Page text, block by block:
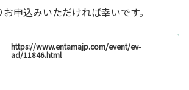
申込みいただければ幸いです。
https://www.entamajp.com/event/ev-
ad/11846.html